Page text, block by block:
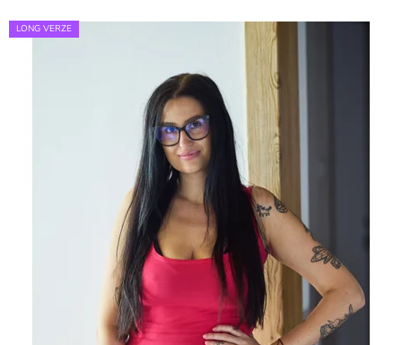
LONG VERZE